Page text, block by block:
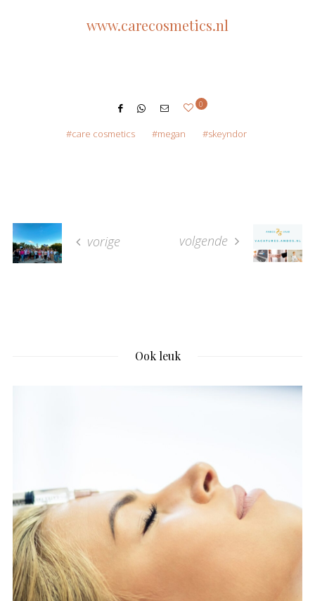
www.carecosmetics.nl
0
care cosmetics megan skeyndor
vorige volgende
Ook leuk